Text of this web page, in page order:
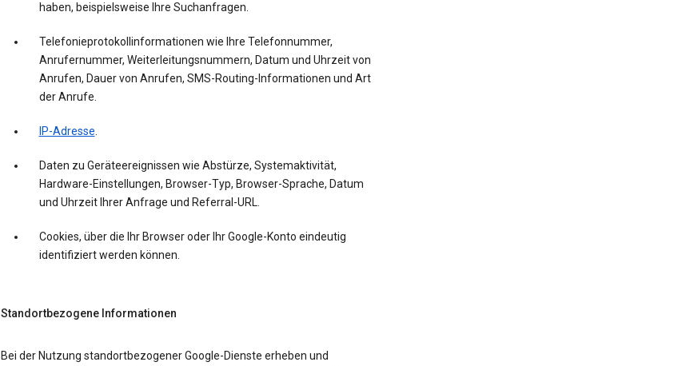
haben, beispielsweise Ihre Suchanfragen.
Telefonieprotokollinformationen wie Ihre Telefonnummer,
Anrufernummer, Weiterleitungsnummern, Datum und Uhrzeit von
Anrufen, Dauer von Anrufen, SMS-Routing-Informationen und Art
der Anrufe.
IP-Adresse.
Daten zu Geräteereignissen wie Abstürze, Systemaktivität,
Hardware-Einstellungen, Browser-Typ, Browser-Sprache, Datum
und Uhrzeit Ihrer Anfrage und Referral-URL.
Cookies, über die Ihr Browser oder Ihr Google-Konto eindeutig
identifiziert werden können.
Standortbezogene Informationen
Bei der Nutzung standortbezogener Google-Dienste erheben und